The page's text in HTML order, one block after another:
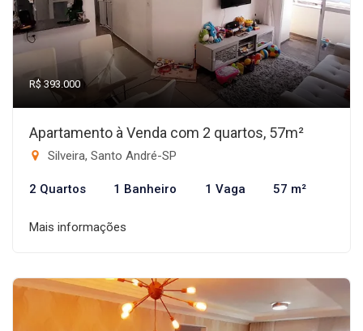
R$ 393.000
Apartamento à Venda com 2 quartos, 57m²
Silveira, Santo André-SP
2 Quartos 1 Banheiro 1 Vaga 57 m²
Mais informações